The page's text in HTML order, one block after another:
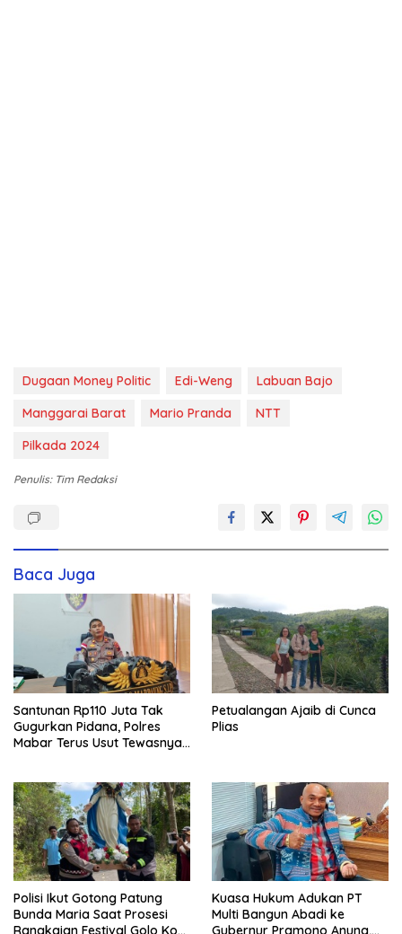
Dugaan Money Politic Edi-Weng
Labuan Bajo
Manggarai Barat
Mario Pranda
NTT
Pilkada 2024
Penulis: Tim Redaksi
Baca Juga
Santunan Rp110 Juta Tak
Gugurkan Pidana, Polres
Mabar Terus Usut Tewasnya
Petualangan Ajaib di Cunca
Plias
Polisi Ikut Gotong Patung
Bunda Maria Saat Prosesi
Rangkaian Festival Golo Koe
Kuasa Hukum Adukan PT
Multi Bangun Abadi ke
Gubernur Pramono Anung,